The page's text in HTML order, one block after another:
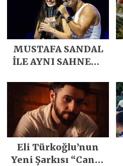
MUSTAFA SANDAL
İLE AYNI SAHNEDE
Eli Türkoğlu’nun
Yeni Şarkısı “Canın